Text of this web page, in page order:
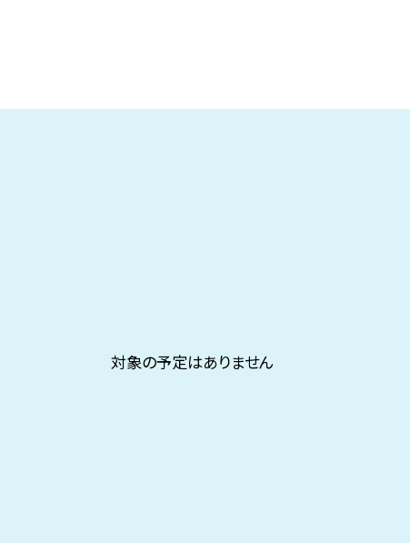
対象の予定はありません